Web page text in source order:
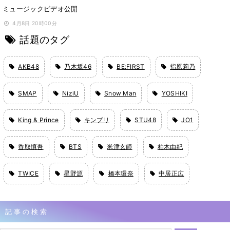
ミュージックビデオ公開
4月8日 20時00分
話題のタグ
AKB48 乃木坂46 BE:FIRST 指原莉乃
SMAP NiziU Snow Man YOSHIKI
King & Prince キンプリ STU48 JO1
香取慎吾 BTS 米津玄師 柏木由紀
TWICE 星野源 橋本環奈 中居正広
記事の検索